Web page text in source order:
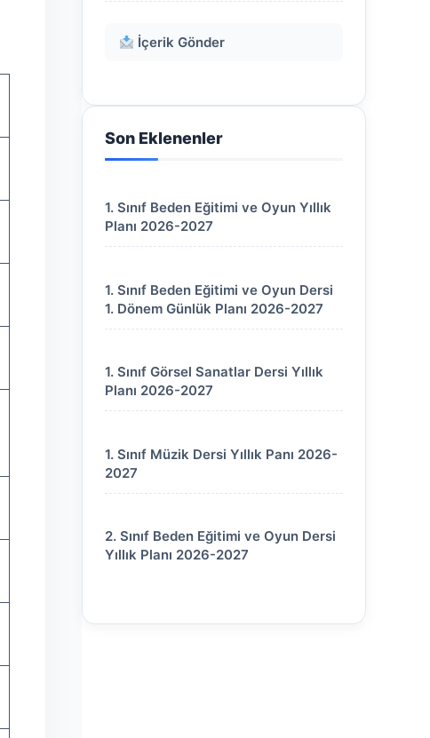
İçerik Gönder
Son Eklenenler
1. Sınıf Beden Eğitimi ve Oyun Yıllık
Planı 2026-2027
1. Sınıf Beden Eğitimi ve Oyun Dersi
1. Dönem Günlük Planı 2026-2027
1. Sınıf Görsel Sanatlar Dersi Yıllık
Planı 2026-2027
1. Sınıf Müzik Dersi Yıllık Panı 2026-
2027
2. Sınıf Beden Eğitimi ve Oyun Dersi
Yıllık Planı 2026-2027